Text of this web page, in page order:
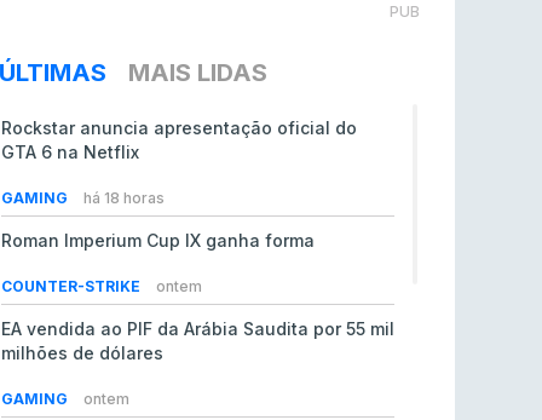
PUB
ÚLTIMAS MAIS LIDAS
Rockstar anuncia apresentação oficial do
GTA 6 na Netflix
GAMING há 18 horas
Roman Imperium Cup IX ganha forma
COUNTER-STRIKE ontem
EA vendida ao PIF da Arábia Saudita por 55 mil
milhões de dólares
GAMING ontem